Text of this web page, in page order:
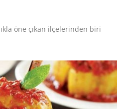
öne çıkan ilçelerinden biri